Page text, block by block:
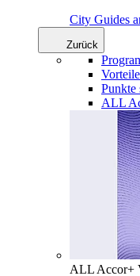
City Guides
Zurück
Punkte
ALL
ALL Accor+